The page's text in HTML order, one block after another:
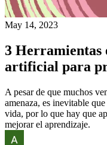
May 14, 2023
3 Herramientas
artificial para
A pesar de que muchos
amenaza, es inevitable
vida, por lo que hay que
mejorar el aprendizaje.